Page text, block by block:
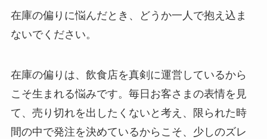
在庫の偏りに悩んだとき、どうか一人で抱え込ま
ないでください。
在庫の偏りは、飲食店を真剣に運営しているから
こそ生まれる悩みです。毎日お客さまの表情を見
て、売り切れを出したくないと考え、限られた時
間の中で発注を決めているからこそ、少しのズレ